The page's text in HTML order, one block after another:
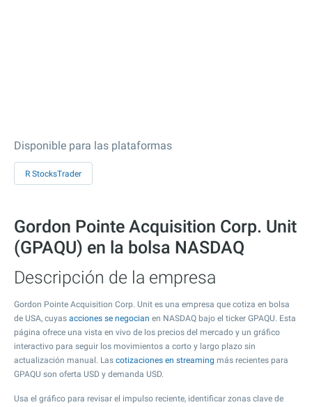
Disponible para las plataformas
R StocksTrader
Gordon Pointe Acquisition Corp. Unit
(GPAQU) en la bolsa NASDAQ
Descripción de la empresa
Gordon Pointe Acquisition Corp. Unit es una empresa que cotiza en bolsa
de USA, cuyas acciones se negocian en NASDAQ bajo el ticker GPAQU. Esta
página ofrece una vista en vivo de los precios del mercado y un gráfico
interactivo para seguir los movimientos a corto y largo plazo sin
actualización manual. Las cotizaciones en streaming más recientes para
GPAQU son oferta USD y demanda USD.
Usa el gráfico para revisar el impulso reciente, identificar zonas clave de